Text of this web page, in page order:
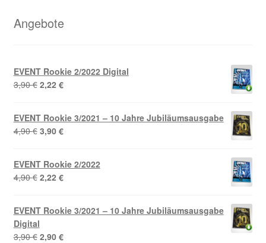
Angebote
EVENT Rookie 2/2022 Digital
3,90€ Ursprünglicher
3,90 €
2,22 €Aktueller
2,22 €.
EVENT Rookie 3/2021 – 10 Jahre Jubiläumsausgabe
4,90€ Ursprünglicher
4,90 €
3,90 €Aktueller
3,90 €.
EVENT Rookie 2/2022
4,90€ Ursprünglicher
4,90 €
2,22 €Aktueller
2,22 €.
EVENT Rookie 3/2021 – 10 Jahre Jubiläumsausgabe
Digital
3,90€ Ursprünglicher
2,90 €Aktueller